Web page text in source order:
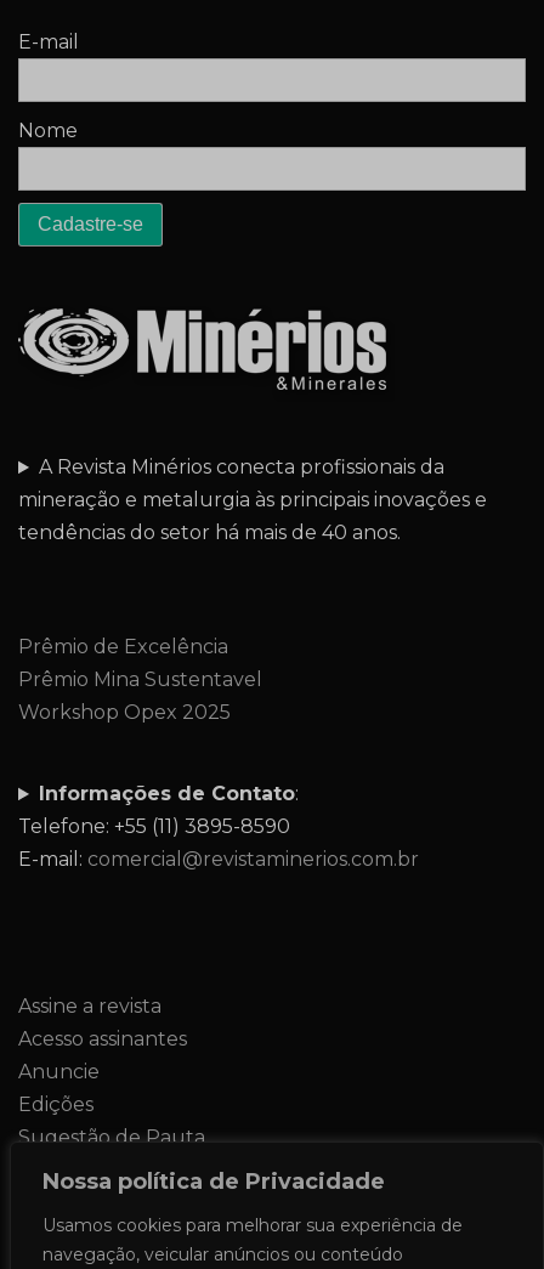
Nossa política de Privacidade
Usamos cookies para melhorar sua experiência de
navegação, veicular anúncios ou conteúdo
E-mail
Nome
A Revista Minérios conecta profissionais da
mineração e metalurgia às principais inovações e
tendências do setor há mais de 40 anos.
Prêmio de Excelência
Prêmio Mina Sustentavel
Workshop Opex 2025
Informações de Contato:
Telefone: +55 (11) 3895-8590
E-mail: comercial@revistaminerios.com.br
Assine a revista
Acesso assinantes
Anuncie
Edições
Sugestão de Pauta
Contato